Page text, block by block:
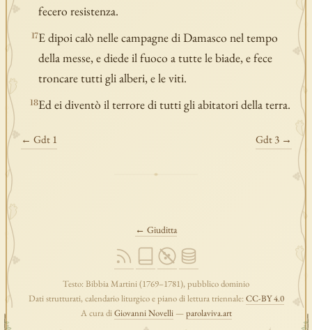
fecero resistenza.
17E dipoi calò nelle campagne di Damasco nel tempo
della messe, e diede il fuoco a tutte le biade, e fece
troncare tutti gli alberi, e le viti.
18Ed ei diventò il terrore di tutti gli abitatori della terra.
← Gdt 1 Gdt 3 →
← Giuditta
Testo: Bibbia Martini (1769–1781), pubblico dominio
Dati strutturati, calendario liturgico e piano di lettura triennale: CC-BY 4.0
A cura diGiovanni Novelli—parolaviva.art